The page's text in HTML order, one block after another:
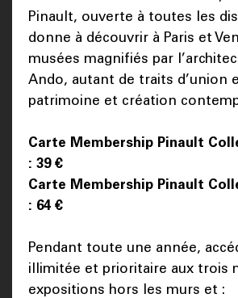
Pinault, ouverte à toutes les
donne à découvrir à Paris et
musées magnifiés par
Ando, autant de traits d’union
patrimoine et création
Carte Membership Pinault
: 39 €
Carte Membership Pinault
: 64 €
Pendant toute une année,
illimitée et prioritaire aux trois
expositions hors les murs et :